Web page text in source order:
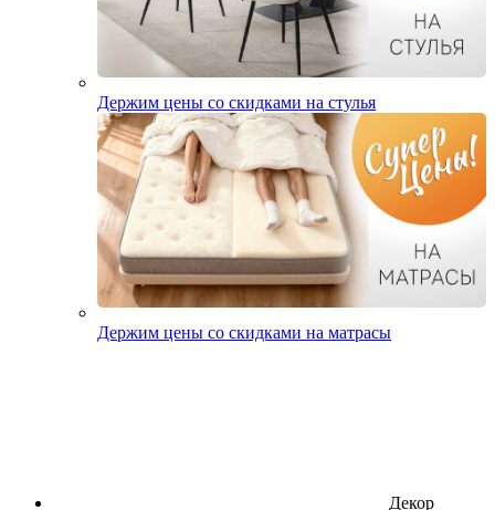
Держим цены со скидками на стулья
Держим цены со скидками на матрасы
Декор